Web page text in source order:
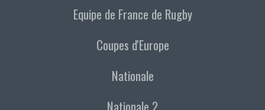
Equipe de France de Rugby
Coupes d'Europe
Nationale
Nationale 2